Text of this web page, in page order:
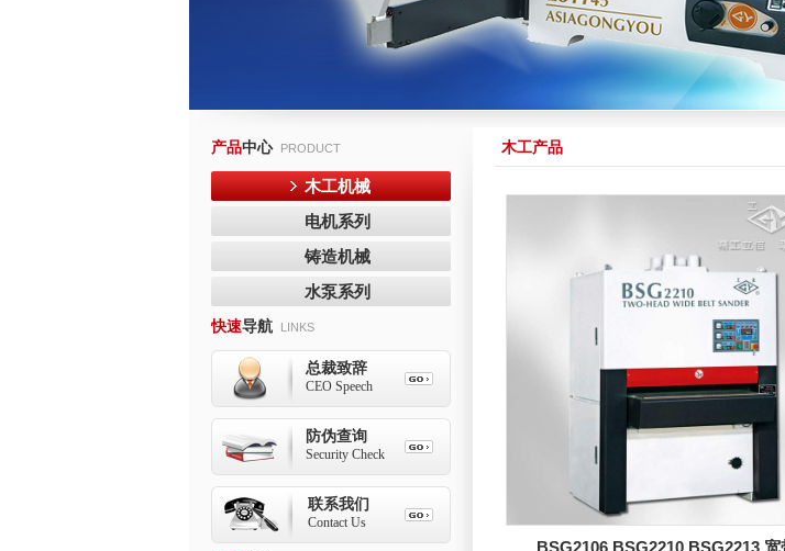
产品中心 PRODUCT
木工机械
电机系列
铸造机械
水泵系列
快速导航 LINKS
总裁致辞
CEO Speech
防伪查询
Security Check
联系我们
Contact Us
木工产品
BSG2106 BSG2210 BSG2213 宽